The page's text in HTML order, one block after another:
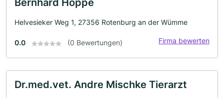
Bernhard Hoppe
Helvesieker Weg 1, 27356 Rotenburg an der Wümme
0.0 (0 Bewertungen) Firma bewerten
Dr.med.vet. Andre Mischke Tierarzt